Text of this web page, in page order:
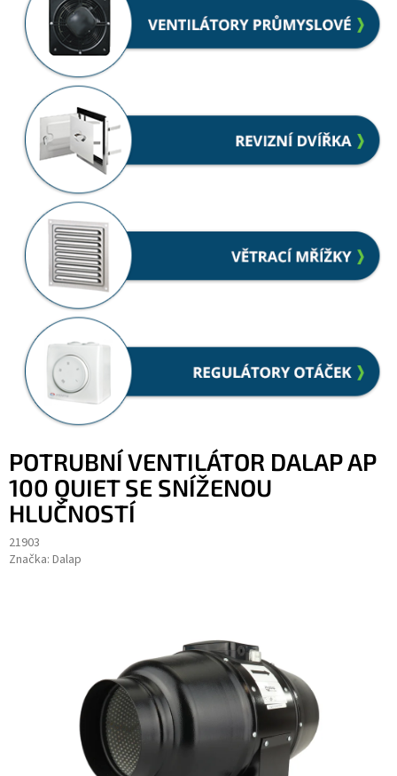
POTRUBNÍ VENTILÁTOR DALAP AP
100 QUIET SE SNÍŽENOU
HLUČNOSTÍ
21903
Značka: Dalap